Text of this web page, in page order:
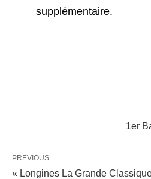
supplémentaire.
1er
PREVIOUS
« Longines La Grande